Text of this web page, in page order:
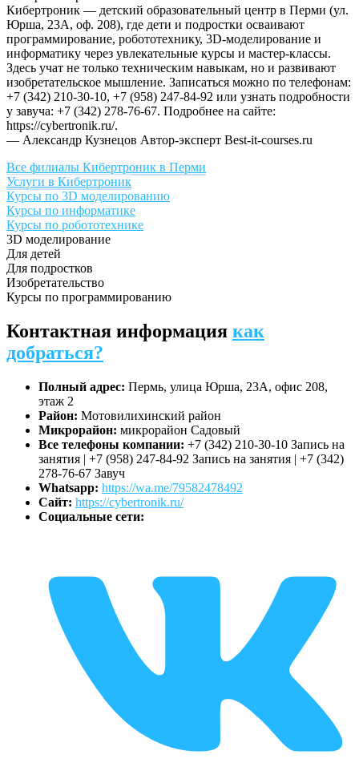
Кибертроник — детский образовательный центр в Перми (ул.
Юрша, 23А, оф. 208), где дети и подростки осваивают
программирование, робототехнику, 3D-моделирование и
информатику через увлекательные курсы и мастер-классы.
Здесь учат не только техническим навыкам, но и развивают
изобретательское мышление. Записаться можно по телефонам:
+7 (342) 210-30-10, +7 (958) 247-84-92 или узнать подробности
у завуча: +7 (342) 278-76-67. Подробнее на сайте:
https://cybertronik.ru/.
— Александр Кузнецов Автор-эксперт Best-it-courses.ru
Все филиалы Кибертроник в Перми
Услуги в Кибертроник
Курсы по 3D моделированию
Курсы по информатике
Курсы по робототехнике
3D моделирование
Для детей
Для подростков
Изобретательство
Курсы по программированию
Контактная информация как
добраться?
Полный адрес: Пермь, улица Юрша, 23А, офис 208,
этаж 2
Район: Мотовилихинский район
Микрорайон: микрорайон Садовый
Все телефоны компании: +7 (342) 210-30-10 Запись на
занятия | +7 (958) 247-84-92 Запись на занятия | +7 (342)
278-76-67 Завуч
Whatsapp: https://wa.me/79582478492
Сайт: https://cybertronik.ru/
Социальные сети: